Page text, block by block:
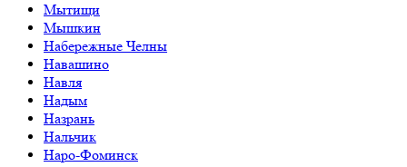
Мытищи
Мышкин
Набережные Челны
Навашино
Навля
Надым
Назрань
Нальчик
Наро-Фоминск